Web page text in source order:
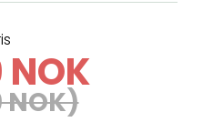
NOK
NOK)